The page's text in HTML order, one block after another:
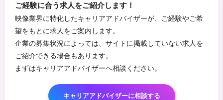
ご経験に合う求人をご紹介します！
映像業界に特化したキャリアアドバイザーが、ご経験やご希
望をもとに求人をご案内します。
企業の募集状況によっては、サイトに掲載していない求人を
ご紹介できる場合もあります。
まずはキャリアアドバイザーへ相談ください。
キャリアアドバイザーに相談する